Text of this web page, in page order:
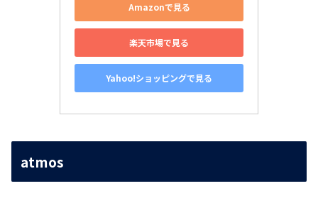
Amazonで見る
楽天市場で見る
Yahoo!ショッピングで見る
atmos